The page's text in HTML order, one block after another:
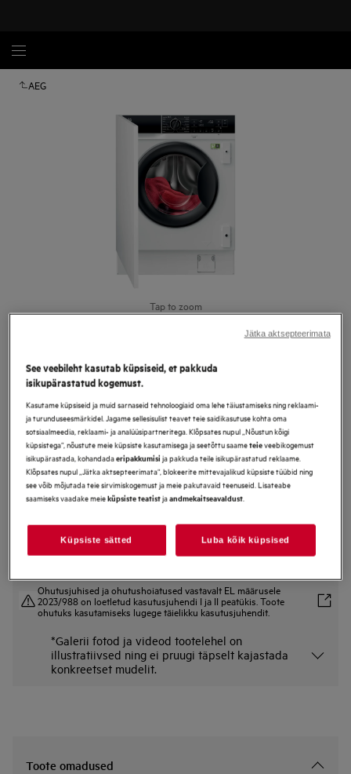
AEG
Tap to zoom
L8FBE48SCI
Pesumasin 8000-seeria PowerCare 8
kg
Tootekirjeldus
Eelised
8000 PowerCare pesumasin segab teie pesuaine juba enne pesu algust
PowerClean 59 min – plekieemaldus* vähem kui ühe tunniga.
Ohutusjuhised ja ohutushoiatused vastavalt EL määrusele
2023/988 on loetletud kasutusjuhendi I ja II peatükis. Toote
ohutuks kasutamiseks lugege täielikku kasutusjuhendit.
*Galerii fotod ja videod tootelehel on
illustratiivsed ning ei pruugi täpselt kajastada
konkreetset mudelit.
Toote omadused
See veebileht kasutab küpsiseid, et pakkuda
isikupärastatud kogemust.
Kasutame küpsiseid ja muid sarnaseid tehnoloogiaid oma lehe täiustamiseks ning reklaami-
ja turunduseesmärkidel. Jagame sellesisulist teavet teie saidikasutuse kohta oma
sotsiaalmeedia, reklaami- ja analüüsipartneritega. Klõpsates nupul „Nõustun kõigi
küpsistega“, nõustute meie küpsiste kasutamisega ja seetõttu saameteieveebikogemust
isikupärastada, kohandadaeripakkumisija pakkuda teile isikupärastatud reklaame.
Klõpsates nupul „Jätka aktsepteerimata“, blokeerite mittevajalikud küpsiste tüübid ning
see võib mõjutada teie sirvimiskogemust ja meie pakutavaid teenuseid. Lisateabe
saamiseks vaadake meieküpsiste teatistjaandmekaitseavaldust.
Küpsiste sätted Luba kõik küpsised
Jätka aktsepteerimata